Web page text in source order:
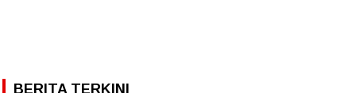
BERITA TERKINI